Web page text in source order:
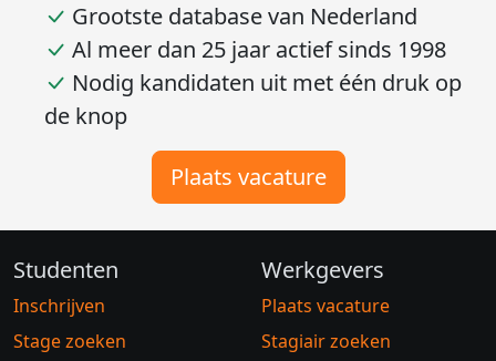
Grootste database van Nederland
Al meer dan 25 jaar actief sinds 1998
Nodig kandidaten uit met één druk op
de knop
Plaats vacature
Studenten
Inschrijven
Stage zoeken
Werkgevers
Plaats vacature
Stagiair zoeken